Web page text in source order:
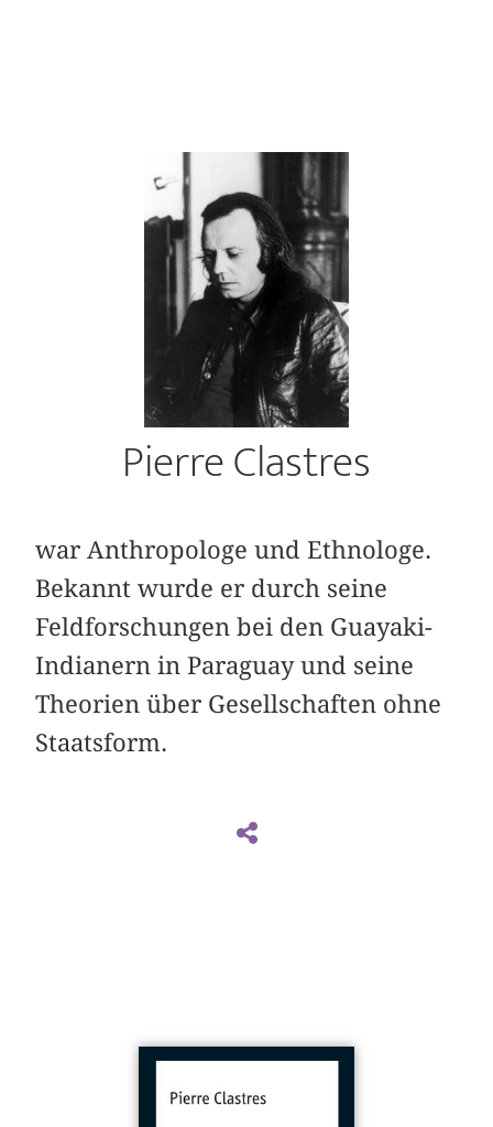
Pierre Clastres
war Anthropologe und Ethnologe.
Bekannt wurde er durch seine
Feldforschungen bei den Guayaki-
Indianern in Paraguay und seine
Theorien über Gesellschaften ohne
Staatsform.